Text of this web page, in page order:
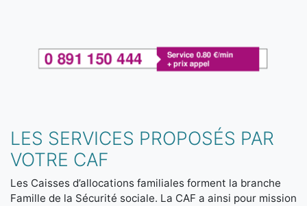
LES SERVICES PROPOSÉS PAR
VOTRE CAF
Les Caisses d’allocations familiales forment la branche
Famille de la Sécurité sociale. La CAF a ainsi pour mission